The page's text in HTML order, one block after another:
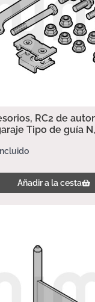
RC2 de
Tipo de guía
Añadir a la cesta